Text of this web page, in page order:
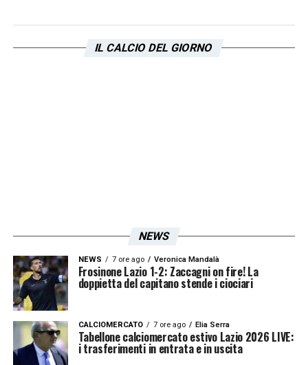
Corriere dello Sport, le reminiscenze dei
confronti diretti(tutti di misura),Mourinho
uno solo (un 3-0), mentreun solo match è
terminato in pareggio
nella sfida” è pensata per accendere la
preparazione della Lazio a Istanbul. La
IL CALCIO DEL GIORNO
NEWS
NEWS 7 ore ago Veronica Mandalà
Frosinone Lazio 1-2: Zaccagni on fire! La
doppietta del capitano stende i ciociari
CALCIOMERCATO 7 ore ago Elia Serra
Tabellone calciomercato estivo Lazio 2026 LIVE:
i trasferimenti in entrata e in uscita